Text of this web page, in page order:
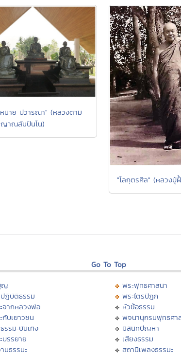
มาย ปวารณา" (หลวงตาม
าณสัมปันโน)
"โลกุตรศีล" (หลวงปู่
Go To Top
ญ
ฏิบัติธรรม
จากหลวงพ่อ
กับเยาวชน
รรมะบันเทิง
บรรยาย
มธรรมะ
พระพุทธศาสนา
พระไตรปิฏก
หัวข้อธรรม
พจนานุกรมพุทธศา
มิลินทปัญหา
เสียงธรรม
สถานีเพลงธรรมะ